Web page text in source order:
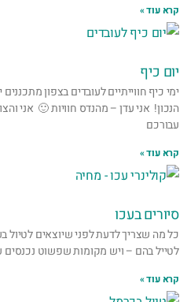
קרא עוד »
יום כיף
ימי כיף חווייתיים לעובדים בצפון
הנכון! אני עדן – מהנדס חוויות 🙂 אני
עבורכם
קרא עוד »
סיורים בעכו
כל מה שצריך לדעת לפני שיוצאים לטיול
לטייל בהם – ויש מקומות שפשוט נכנסים
קרא עוד »